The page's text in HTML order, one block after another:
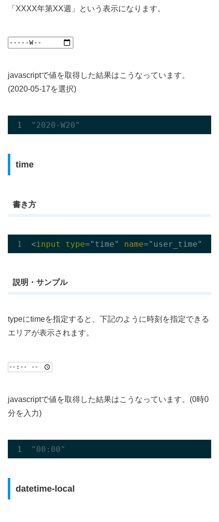
「XXXX年第XX週」という表示になります。
javascriptで値を取得した結果はこうなっています。
(2020-05-17を選択)
"2020-W20"
time
書き方
<input type="time" name
説明・サンプル
typeにtimeを指定すると、下記のように時刻を指定できる
エリアが表示されます。
javascriptで値を取得した結果はこうなっています。(0時0
分を入力)
"00:00"
datetime-local